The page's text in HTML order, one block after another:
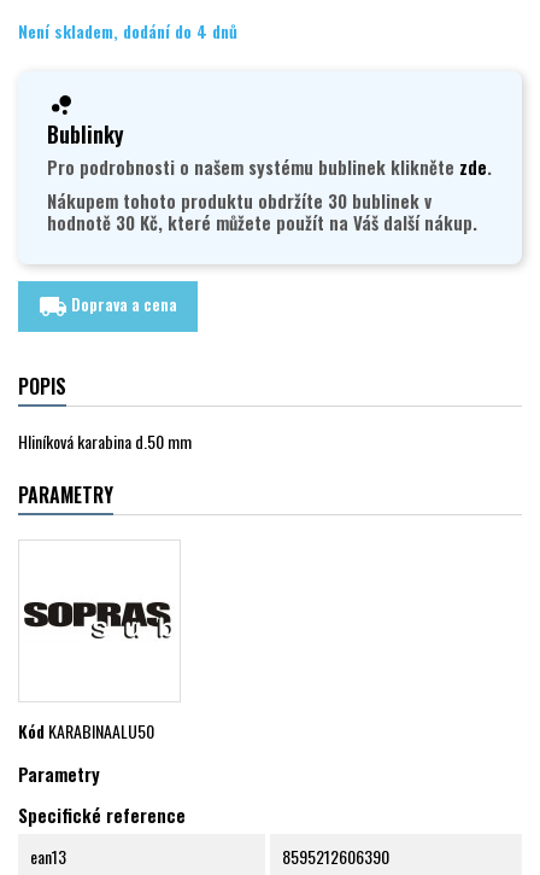
Není skladem, dodání do 4 dnů
Bublinky
Pro podrobnosti o našem systému bublinek klikněte zde.
Nákupem tohoto produktu obdržíte 30 bublinek v
hodnotě 30 Kč, které můžete použít na Váš další nákup.
local_shipping Doprava a cena
POPIS
Hliníková karabina d.50 mm
PARAMETRY
KódKARABINAALU50
Parametry
Specifické reference
ean13 8595212606390